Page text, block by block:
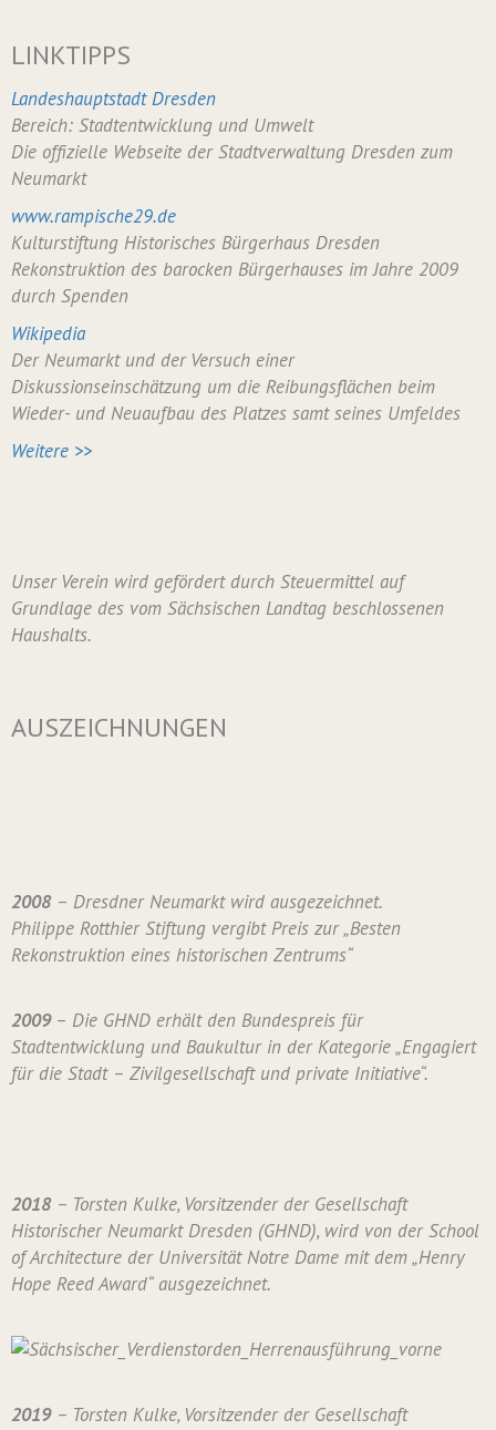
LINKTIPPS
Landeshauptstadt Dresden
Bereich: Stadtentwicklung und Umwelt
Die offizielle Webseite der Stadtverwaltung Dresden zum
Neumarkt
www.rampische29.de
Kulturstiftung Historisches Bürgerhaus Dresden
Rekonstruktion des barocken Bürgerhauses im Jahre 2009
durch Spenden
Wikipedia
Der Neumarkt und der Versuch einer
Diskussionseinschätzung um die Reibungsflächen beim
Wieder- und Neuaufbau des Platzes samt seines Umfeldes
Weitere >>
Unser Verein wird gefördert durch Steuermittel auf
Grundlage des vom Sächsischen Landtag beschlossenen
Haushalts.
AUSZEICHNUNGEN
2008– Dresdner Neumarkt wird ausgezeichnet.
Philippe Rotthier Stiftung vergibt Preis zur „Besten
Rekonstruktion eines historischen Zentrums“
2009 – Die GHND erhält den Bundespreis für
Stadtentwicklung und Baukultur in der Kategorie „Engagiert
für die Stadt – Zivilgesellschaft und private Initiative“.
2018– Torsten Kulke, Vorsitzender der Gesellschaft
Historischer Neumarkt Dresden (GHND), wird von der School
of Architecture der Universität Notre Dame mit dem „Henry
Hope Reed Award“ ausgezeichnet.
2019– Torsten Kulke, Vorsitzender der Gesellschaft